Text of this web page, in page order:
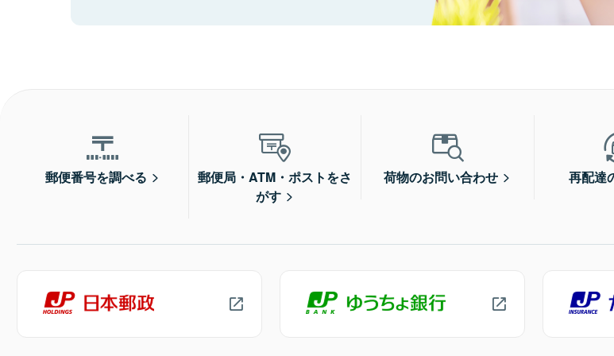
郵便番号を調べる
郵便局・ATM・ポストをさ
がす
荷物のお問い合わせ 再配達